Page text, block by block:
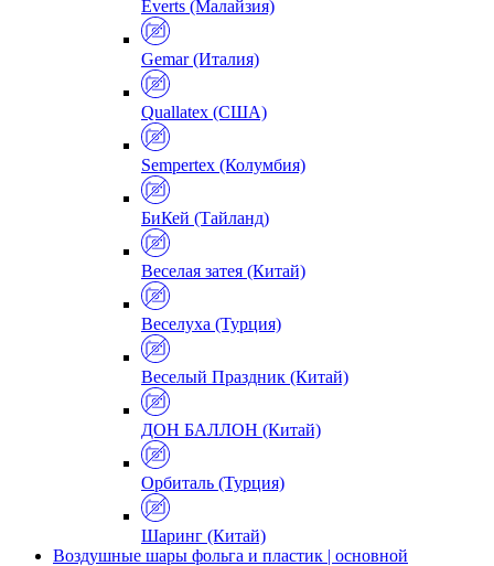
Everts (Малайзия)
Gemar (Италия)
Quallatex (США)
Sempertex (Колумбия)
БиКей (Тайланд)
Веселая затея (Китай)
Веселуха (Турция)
Веселый Праздник (Китай)
ДОН БАЛЛОН (Китай)
Орбиталь (Турция)
Шаринг (Китай)
Воздушные шары фольга и пластик | основной